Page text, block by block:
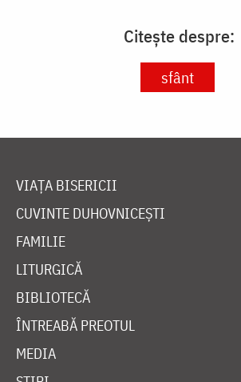
Citește despre:
sfânt
VIAȚA BISERICII
CUVINTE DUHOVNICEȘTI
FAMILIE
LITURGICĂ
BIBLIOTECĂ
ÎNTREABĂ PREOTUL
MEDIA